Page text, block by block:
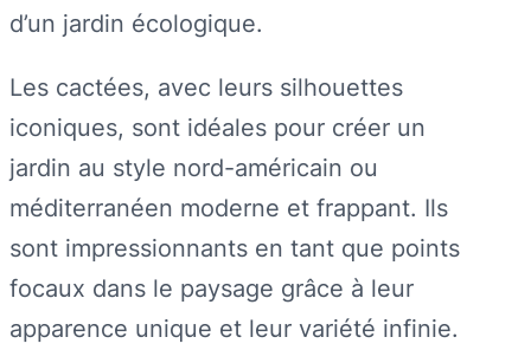
d’un jardin écologique.
Les cactées, avec leurs silhouettes
iconiques, sont idéales pour créer un
jardin au style nord-américain ou
méditerranéen moderne et frappant. Ils
sont impressionnants en tant que points
focaux dans le paysage grâce à leur
apparence unique et leur variété infinie.